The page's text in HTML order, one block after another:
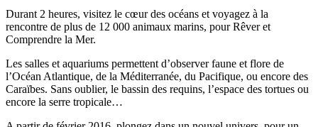
Durant 2 heures, visitez le cœur des océans et voyagez à la
rencontre de plus de 12 000 animaux marins, pour Rêver et
Comprendre la Mer.
Les salles et aquariums permettent d’observer faune et flore de
l’Océan Atlantique, de la Méditerranée, du Pacifique, ou encore des
Caraïbes. Sans oublier, le bassin des requins, l’espace des tortues ou
encore la serre tropicale…